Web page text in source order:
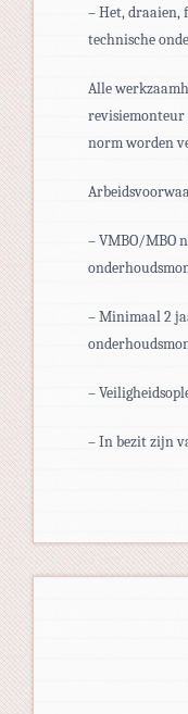
– Het, draaien,
technische
Alle
revisiemonteur
norm worden
– VMBO/MBO
– Minimaal 2
–
– In bezit zijn